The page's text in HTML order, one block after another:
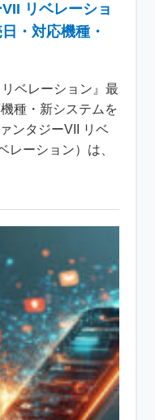
リベレーショ
・対応機種・
ベレーション』最
種・新システムを
ンタジーVII リベ
レーション）は、